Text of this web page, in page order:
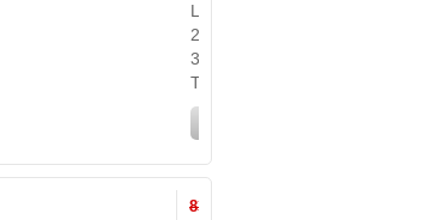
Lieferzeit:
2-
3
Tage
833,00 €